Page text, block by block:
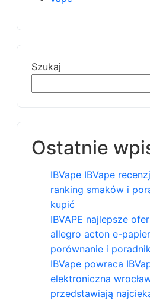
Szukaj
Ostatnie
IBVape IBVape
ranking smaków i
kupić
IBVAPE najlepsze
allegro acton e-
porównanie i
IBVape powraca
elektroniczna
przedstawiają